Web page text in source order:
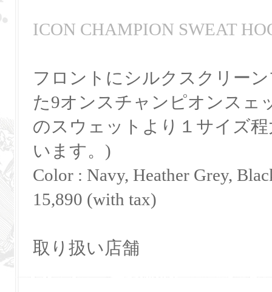
ICON CHAMPION SWEAT
フロントにシルクスクリー
た9オンスチャンピオンスェ
のスウェットより１サイズ
います。)
Color : Navy, Heather Grey,
15,890 (with tax)
取り扱い店舗